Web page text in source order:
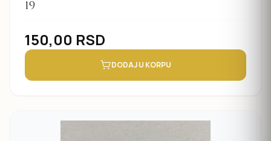
19
150,00 RSD
DODAJ U KORPU